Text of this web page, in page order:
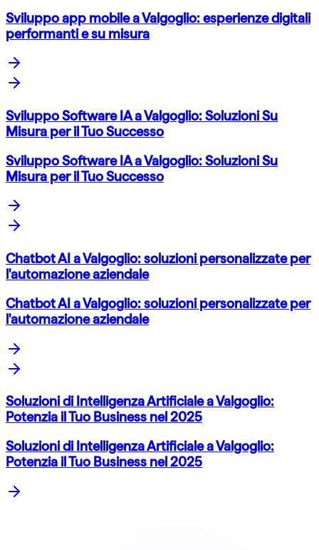
Sviluppo app mobile a Valgoglio: esperienze digitali
performanti e su misura
Sviluppo Software IA a Valgoglio: Soluzioni Su
Misura per il Tuo Successo
Sviluppo Software IA a Valgoglio: Soluzioni Su
Misura per il Tuo Successo
Chatbot AI a Valgoglio: soluzioni personalizzate per
l'automazione aziendale
Chatbot AI a Valgoglio: soluzioni personalizzate per
l'automazione aziendale
Soluzioni di Intelligenza Artificiale a Valgoglio:
Potenzia il Tuo Business nel 2025
Soluzioni di Intelligenza Artificiale a Valgoglio:
Potenzia il Tuo Business nel 2025